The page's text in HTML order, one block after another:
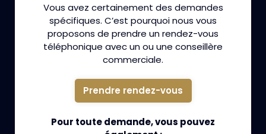
Vous avez certainement des demandes
spécifiques. C’est pourquoi nous vous
proposons de prendre un rendez-vous
téléphonique avec un ou une conseillère
commerciale.
Prendre rendez-vous
Pour toute demande, vous pouvez